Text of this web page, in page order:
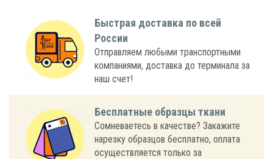
Быстрая доставка по всей
России
Отправляем любыми транспортными
компаниями, доставка до терминала за
наш счет!
Бесплатные образцы ткани
Сомневаетесь в качестве? Закажите
нарезку образцов бесплатно, оплата
осуществляется только за